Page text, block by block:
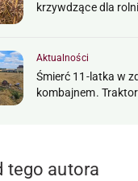
krzywdzące dla
Aktualności
Śmierć 11-latka w
kombajnem.
tego autora